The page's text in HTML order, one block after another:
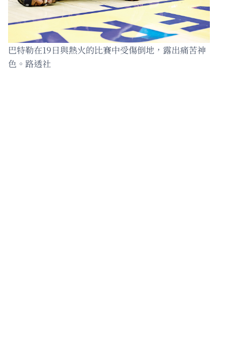
巴特勒在19日與熱火的比賽中受傷倒地，露出痛苦神
色。路透社